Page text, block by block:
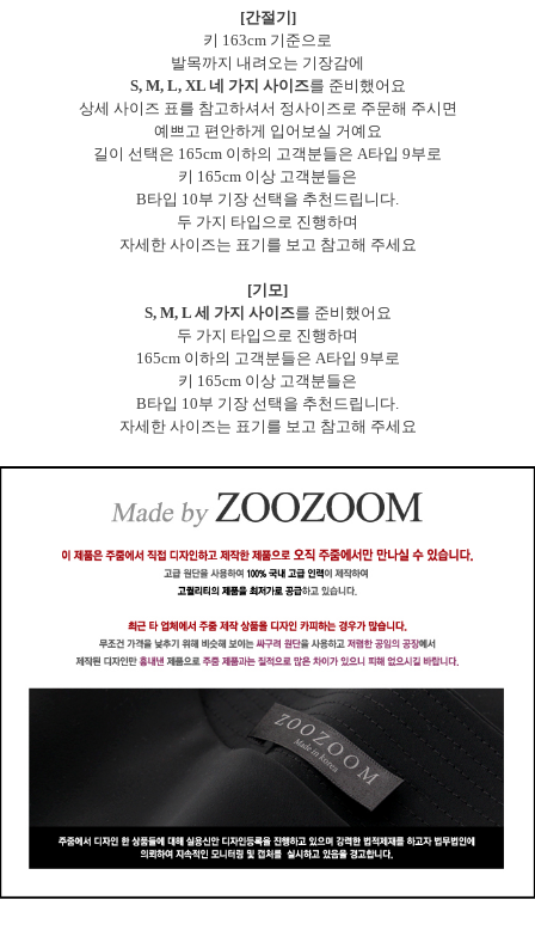
[간절기]
키 163cm 기준으로
발목까지 내려오는 기장감에
S, M, L, XL 네 가지 사이즈를 준비했어요
상세 사이즈 표를 참고하셔서 정사이즈로 주문해 주시면
예쁘고 편안하게 입어보실 거예요
길이 선택은 165cm 이하의 고객분들은 A타입 9부로
키 165cm 이상 고객분들은
B타입 10부 기장 선택을 추천드립니다.
두 가지 타입으로 진행하며
자세한 사이즈는 표기를 보고 참고해 주세요
[기모]
S, M, L 세 가지 사이즈를 준비했어요
두 가지 타입으로 진행하며
165cm 이하의 고객분들은 A타입 9부로
키 165cm 이상 고객분들은
B타입 10부 기장 선택을 추천드립니다.
자세한 사이즈는 표기를 보고 참고해 주세요